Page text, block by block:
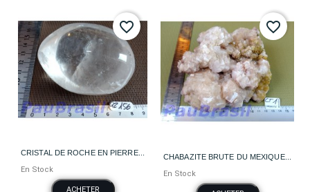
CRISTAL DE ROCHE EN PIERRE...
En Stock
ACHETER
favorite_border
CHABAZITE BRUTE DU MEXIQUE...
En Stock
favorite_border